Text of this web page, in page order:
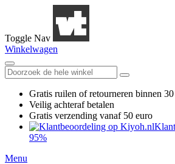
Toggle Nav
Winkelwagen
Gratis ruilen of retourneren binnen
Veilig achteraf betalen
Gratis verzending vanaf 50 euro
95%
Menu